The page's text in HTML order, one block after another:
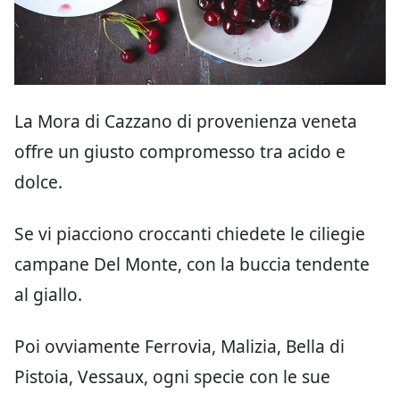
La Mora di Cazzano di provenienza veneta
offre un giusto compromesso tra acido e
dolce.
Se vi piacciono croccanti chiedete le ciliegie
campane Del Monte, con la buccia tendente
al giallo.
Poi ovviamente Ferrovia, Malizia, Bella di
Pistoia, Vessaux, ogni specie con le sue